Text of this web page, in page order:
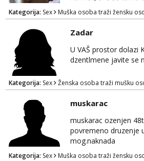
Kategorija: Sex Muška osoba traži žensku
Zadar
U VAŠ prostor dolazi
dzentlmene javite se
Kategorija: Sex Ženska osoba traži mušku
muskarac
muskarac ozenjen
povremeno druzenje
mog.naknada
Kategorija: Sex Muška osoba traži žensku